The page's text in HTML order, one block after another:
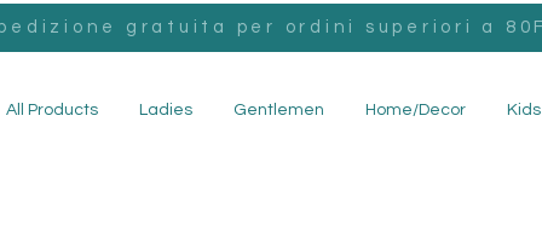
gratuita per ordini superiori a
All Products Ladies Gentlemen Home/Decor Kids